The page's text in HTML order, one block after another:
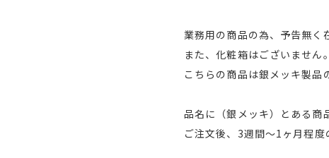
業務用の商品の為、予告無く
また、化粧箱はございません
こちらの商品は銀メッキ製品
品名に（銀メッキ）とある商
ご注文後、3週間～1ヶ月程度